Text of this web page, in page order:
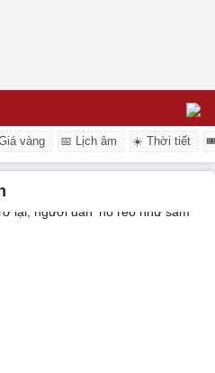
vàng 📅 Lịch âm ☀️ Thời tiết